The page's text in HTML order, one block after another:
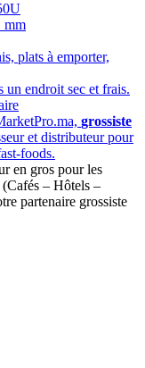
mm
plats à emporter,
un endroit sec et frais.
grossiste
et distributeur pour
foods.
en gros pour les
– Hôtels –
partenaire grossiste